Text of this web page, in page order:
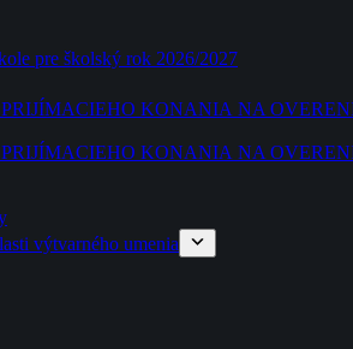
pre školský rok 2026/2027
KONANIA NA
KONANIA NA
výtvarného umenia